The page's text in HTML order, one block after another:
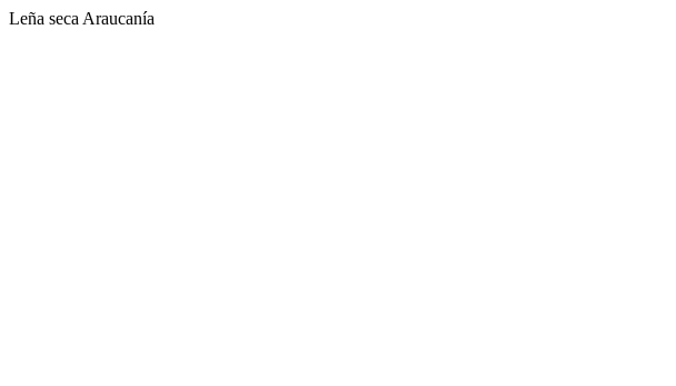
Leña seca Araucanía